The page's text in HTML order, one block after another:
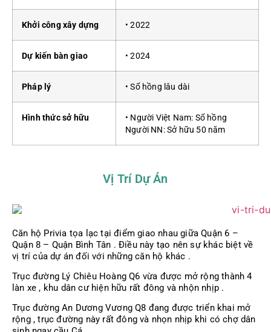
Khởi công xây dựng • 2022
Dự kiến bàn giao • 2024
Pháp lý • Sổ hồng lâu dài
Hình thức sở hữu
• Người Việt Nam: Sổ hồng
Người NN: Sở hữu 50 năm
Vị Trí Dự Án
Căn hộ Privia tọa lạc tại điểm giao nhau giữa Quận 6 –
Quận 8 – Quận Bình Tân . Điều này tạo nên sự khác biệt về
vị trí của dự án đối với những căn hộ khác .
Trục đường Lý Chiêu Hoàng Q6 vừa được mở rộng thành 4
làn xe , khu dân cư hiện hữu rất đông và nhộn nhịp .
Trục đường An Dương Vương Q8 đang được triển khai mở
rộng , trục đường này rất đông và nhọn nhịp khi có chợ dân